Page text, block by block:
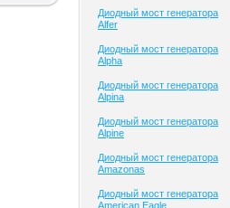
Диодный мост генератора
Alfer
Диодный мост генератора
Alpha
Диодный мост генератора
Alpina
Диодный мост генератора
Alpine
Диодный мост генератора
Amazonas
Диодный мост генератора
American Eagle